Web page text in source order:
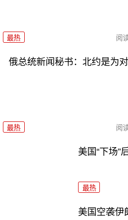
最热 阅
俄总统新闻秘书：北约是为
最热 阅
美国“下场”
最热
美国空袭伊